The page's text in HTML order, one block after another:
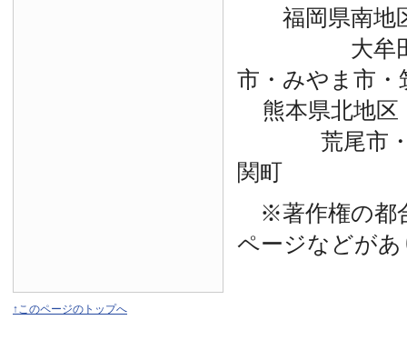
福岡県南地
大牟田市
市・みやま市・
熊本県北地区
荒尾市・玉
関町
※著作権の都
ページなどが
↑このページのトップへ